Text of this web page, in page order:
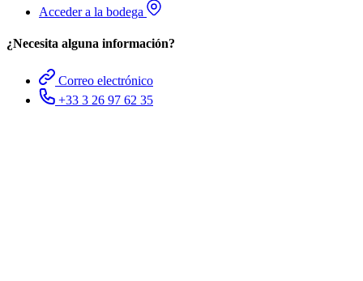
Acceder a la bodega
¿Necesita alguna información?
Correo electrónico
+33 3 26 97 62 35